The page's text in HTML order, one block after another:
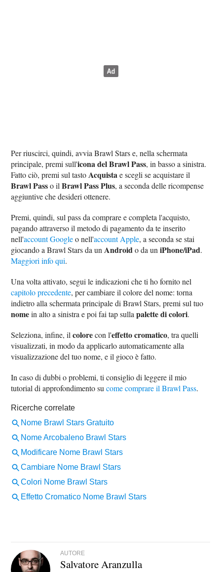
Per riuscirci, quindi, avvia Brawl Stars e, nella schermata
principale, premi sull'icona del Brawl Pass, in basso a sinistra.
Fatto ciò, premi sul tasto Acquistae scegli se acquistare il
Brawl Passo ilBrawl Pass Plus, a seconda delle ricompense
aggiuntive che desideri ottenere.
Premi, quindi, sul pass da comprare e completa l'acquisto,
pagando attraverso il metodo di pagamento da te inserito
nell'account Googleo nell'account Apple, a seconda se stai
giocando a Brawl Stars da un Androido da uniPhone/iPad.
Maggiori info qui.
Una volta attivato, segui le indicazioni che ti ho fornito nel
capitolo precedente, per cambiare il colore del nome: torna
indietro alla schermata principale di Brawl Stars, premi sul tuo
nomein alto a sinistra e poi fai tap sullapalette di colori.
Seleziona, infine, ilcolorecon l'effetto cromatico, tra quelli
visualizzati, in modo da applicarlo automaticamente alla
visualizzazione del tuo nome, e il gioco è fatto.
In caso di dubbi o problemi, ti consiglio di leggere il mio
tutorial di approfondimento sucome comprare il Brawl Pass.
AUTORE
Salvatore Aranzulla